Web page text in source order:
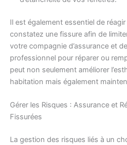
Il est également essentiel de
constatez une fissure afin de
votre compagnie d’assurance et
professionnel pour réparer ou
peut non seulement améliorer
habitation mais également
Gérer les Risques : Assurance et
Fissurées
La gestion des risques liés à un